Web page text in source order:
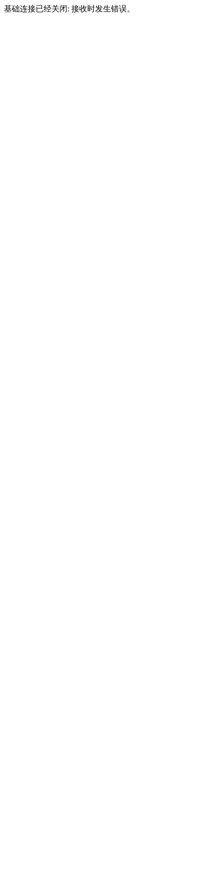
基础连接已经关闭: 接收时发生错误。